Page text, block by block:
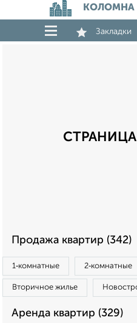
Закладки
Продажа квартир (342)
1‑комнатные 2‑комнатные
Вторичное жилье
Аренда квартир (329)